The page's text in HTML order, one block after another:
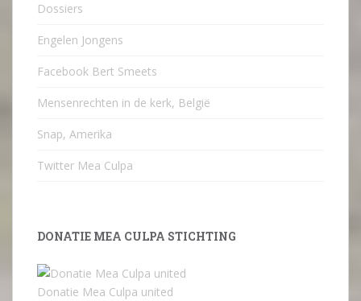
Dossiers
Engelen Jongens
Facebook Bert Smeets
Mensenrechten in de kerk, België
Snap, Amerika
Twitter Mea Culpa
DONATIE MEA CULPA STICHTING
Donatie Mea Culpa united